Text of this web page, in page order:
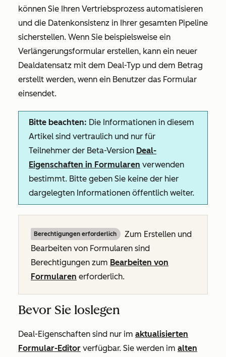
können Sie Ihren Vertriebsprozess automatisieren
und die Datenkonsistenz in Ihrer gesamten Pipeline
sicherstellen. Wenn Sie beispielsweise ein
Verlängerungsformular erstellen, kann ein neuer
Dealdatensatz mit dem Deal-Typ und dem Betrag
erstellt werden, wenn ein Benutzer das Formular
einsendet.
Bitte beachten: Die Informationen in diesem
Artikel sind vertraulich und nur für
Teilnehmer der Beta-Version Deal-
Eigenschaften in Formularen verwenden
bestimmt. Bitte geben Sie keine der hier
dargelegten Informationen öffentlich weiter.
Berechtigungen erforderlich
Zum Erstellen und
Bearbeiten von Formularen sind
Berechtigungen zum Bearbeiten von
Formularen erforderlich.
Bevor Sie loslegen
Deal-Eigenschaften sind nur im aktualisierten
Formular-Editor verfügbar. Sie werden im alten